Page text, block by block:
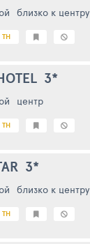
близко к центру
TH
3*
центр
TH
3*
близко к центру
TH